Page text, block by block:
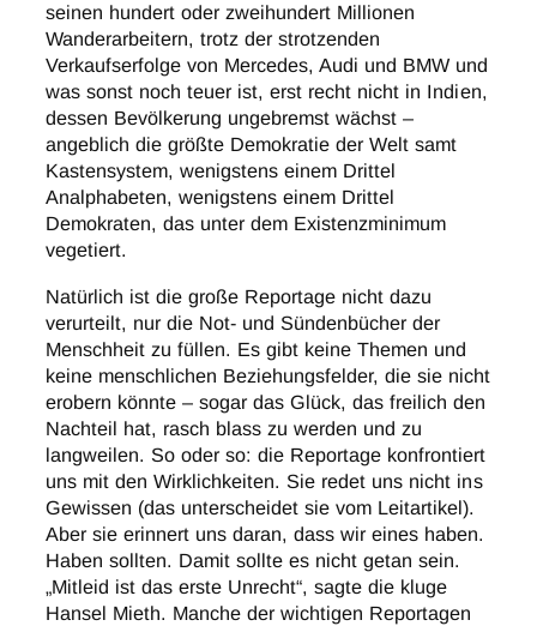
seinen hundert oder zweihundert Millionen
Wanderarbeitern, trotz der strotzenden
Verkaufserfolge von Mercedes, Audi und BMW und
was sonst noch teuer ist, erst recht nicht in Indien,
dessen Bevölkerung ungebremst wächst –
angeblich die größte Demokratie der Welt samt
Kastensystem, wenigstens einem Drittel
Analphabeten, wenigstens einem Drittel
Demokraten, das unter dem Existenzminimum
vegetiert.
Natürlich ist die große Reportage nicht dazu
verurteilt, nur die Not- und Sündenbücher der
Menschheit zu füllen. Es gibt keine Themen und
keine menschlichen Beziehungsfelder, die sie nicht
erobern könnte – sogar das Glück, das freilich den
Nachteil hat, rasch blass zu werden und zu
langweilen. So oder so: die Reportage konfrontiert
uns mit den Wirklichkeiten. Sie redet uns nicht ins
Gewissen (das unterscheidet sie vom Leitartikel).
Aber sie erinnert uns daran, dass wir eines haben.
Haben sollten. Damit sollte es nicht getan sein.
„Mitleid ist das erste Unrecht“, sagte die kluge
Hansel Mieth. Manche der wichtigen Reportagen